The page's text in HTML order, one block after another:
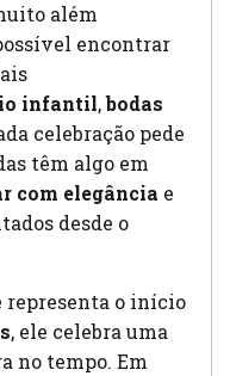
além
encontrar
infantil,bodas
celebração pede
têm algo em
com elegância e
desde o
representa o início
, ele celebra uma
no tempo. Em